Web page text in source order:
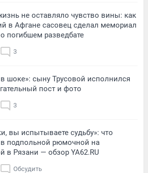
не оставляло чувство вины: как
в Афгане сасовец сделал мемориал
погибшем разведбате
3
шоке»: сыну Трусовой исполнился
пост и фото
3
вы испытываете судьбу»: что
в подпольной рюмочной на
в Рязани — обзор YA62.RU
Обсудить